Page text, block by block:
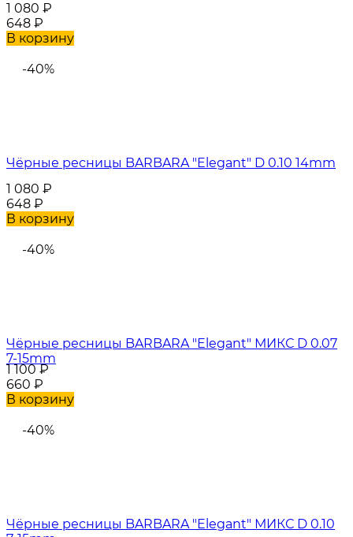
1 080 ₽
648 ₽
В корзину
-40%
Чёрные ресницы BARBARA "Elegant" D 0.10 14mm
1 080 ₽
648 ₽
В корзину
-40%
Чёрные ресницы BARBARA "Elegant" МИКС D 0.07
7-15mm
1 100₽
660 ₽
В корзину
-40%
Чёрные ресницы BARBARA "Elegant" МИКС D 0.10